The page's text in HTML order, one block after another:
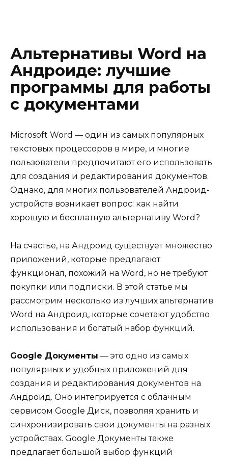
Альтернативы Word на
Андроиде: лучшие
программы для работы
с документами
Microsoft Word — один из самых популярных
текстовых процессоров в мире, и многие
пользователи предпочитают его использовать
для создания и редактирования документов.
Однако, для многих пользователей Андроид-
устройств возникает вопрос: как найти
хорошую и бесплатную альтернативу Word?
На счастье, на Андроид существует множество
приложений, которые предлагают
функционал, похожий на Word, но не требуют
покупки или подписки. В этой статье мы
рассмотрим несколько из лучших альтернатив
Word на Андроид, которые сочетают удобство
использования и богатый набор функций.
Google Документы — это одно из самых
популярных и удобных приложений для
создания и редактирования документов на
Андроид. Оно интегрируется с облачным
сервисом Google Диск, позволяя хранить и
синхронизировать свои документы на разных
устройствах. Google Документы также
предлагает большой выбор функций